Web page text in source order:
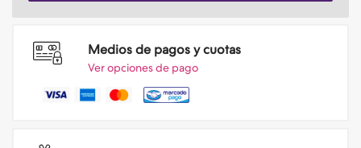
Medios de pagos y cuotas
Ver opciones de pago